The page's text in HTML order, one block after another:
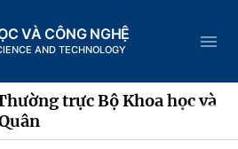
VÀ CÔNG NGHỆ
AND TECHNOLOGY
trực Bộ Khoa học và